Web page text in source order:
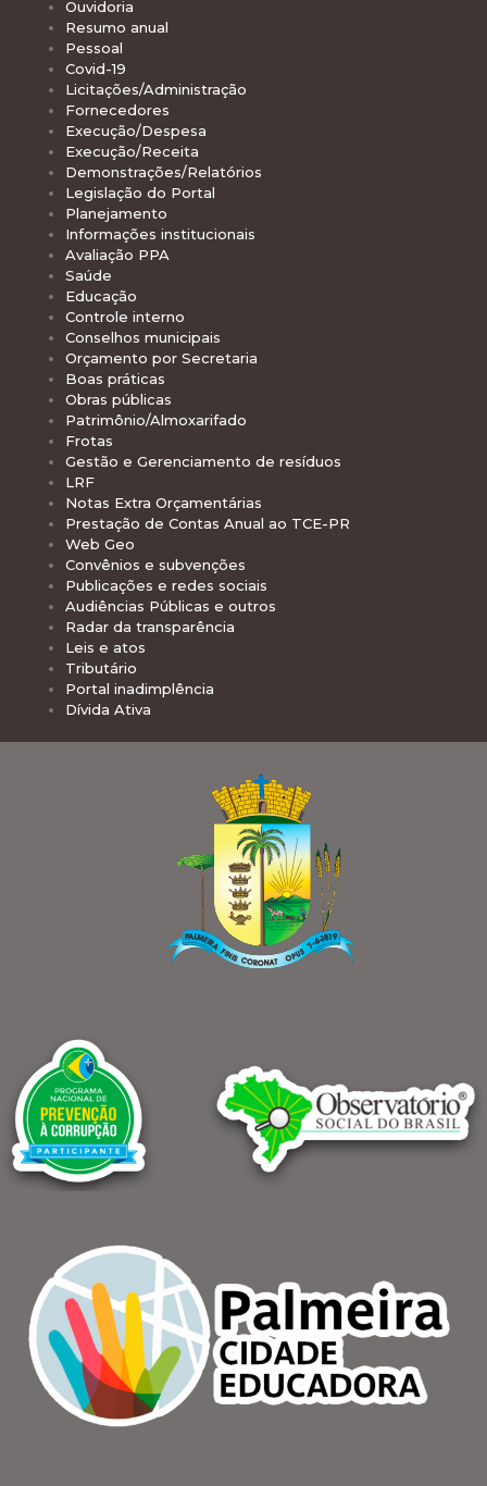
Ouvidoria
Resumo anual
Pessoal
Covid-19
Licitações/Administração
Fornecedores
Execução/Despesa
Execução/Receita
Demonstrações/Relatórios
Legislação do Portal
Planejamento
Informações institucionais
Avaliação PPA
Saúde
Educação
Controle interno
Conselhos municipais
Orçamento por Secretaria
Boas práticas
Obras públicas
Patrimônio/Almoxarifado
Frotas
Gestão e Gerenciamento de resíduos
LRF
Notas Extra Orçamentárias
Prestação de Contas Anual ao TCE-PR
Web Geo
Convênios e subvenções
Publicações e redes sociais
Audiências Públicas e outros
Radar da transparência
Leis e atos
Tributário
Portal inadimplência
Dívida Ativa